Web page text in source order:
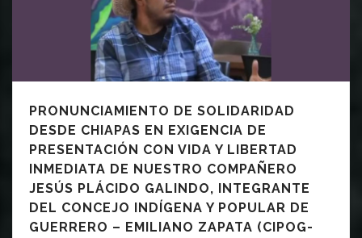
PRONUNCIAMIENTO DE SOLIDARIDAD
DESDE CHIAPAS EN EXIGENCIA DE
PRESENTACIÓN CON VIDA Y LIBERTAD
INMEDIATA DE NUESTRO COMPAÑERO
JESÚS PLÁCIDO GALINDO, INTEGRANTE
DEL CONCEJO INDÍGENA Y POPULAR DE
GUERRERO – EMILIANO ZAPATA (CIPOG-